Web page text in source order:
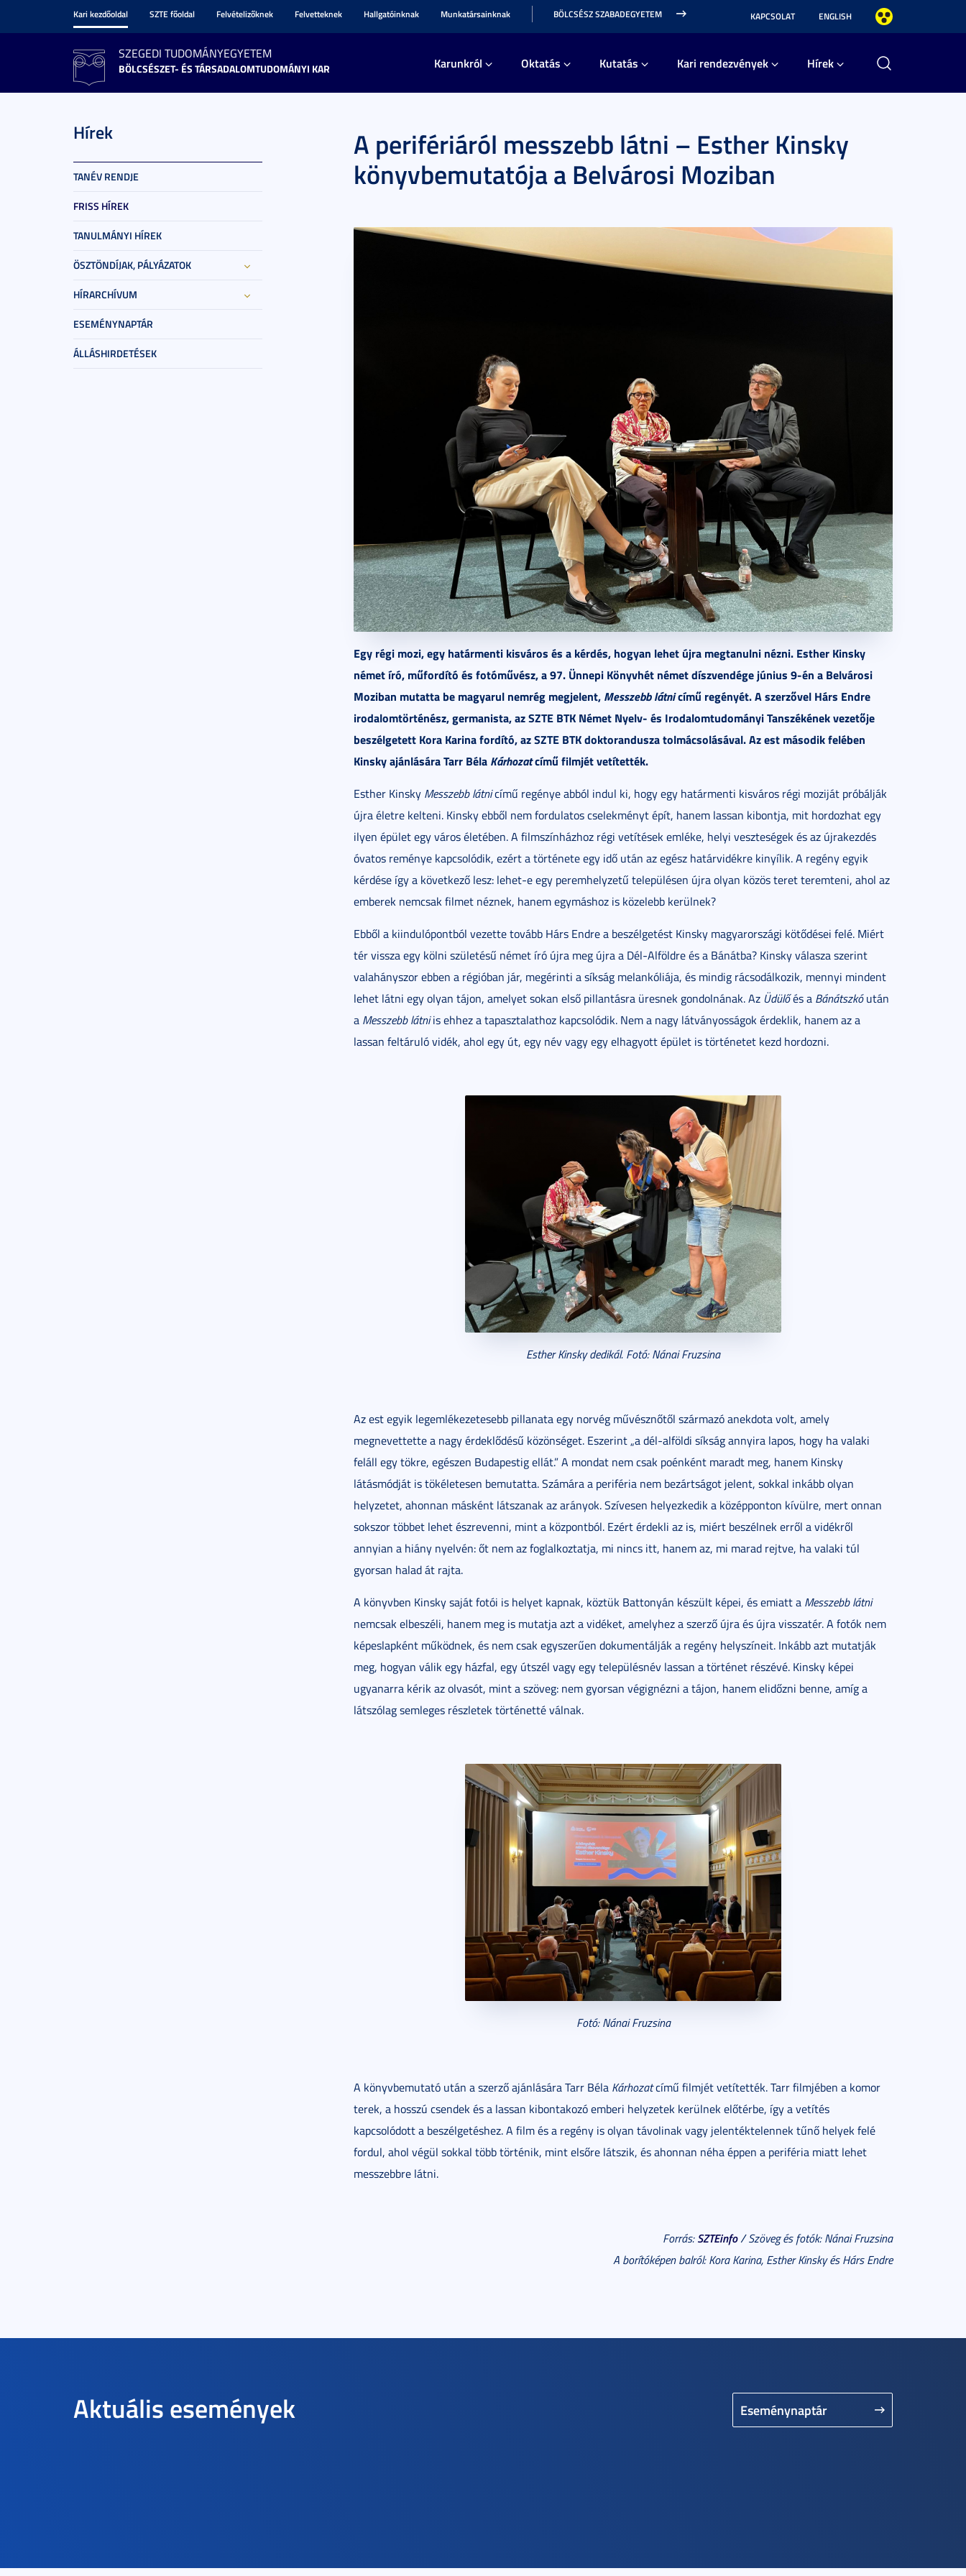
Kari kezdőoldal SZTE főoldal Felvételizőknek Felvetteknek Hallgatóinknak Munkatársainknak BÖLCSÉSZ SZABADEGYETEM KAPCSOLAT ENGLISH
SZEGEDI TUDOMÁNYEGYETEM
BÖLCSÉSZET- ÉS TÁRSADALOMTUDOMÁNYI KAR Karunkról Oktatás Kutatás Kari rendezvények Hírek
Hírek
TANÉV RENDJE
FRISS HÍREK
TANULMÁNYI HÍREK
ÖSZTÖNDÍJAK, PÁLYÁZATOK
HÍRARCHÍVUM
ESEMÉNYNAPTÁR
ÁLLÁSHIRDETÉSEK
A perifériáról messzebb látni – Esther Kinsky
könyvbemutatója a Belvárosi Moziban
Egy régi mozi, egy határmenti kisváros és a kérdés, hogyan lehet újra megtanulni nézni. Esther Kinsky
német író, műfordító és fotóművész, a 97. Ünnepi Könyvhét német díszvendége június 9-én a Belvárosi
Moziban mutatta be magyarul nemrég megjelent, Messzebb látnicímű regényét. A szerzővel Hárs Endre
irodalomtörténész, germanista, az SZTE BTK Német Nyelv- és Irodalomtudományi Tanszékének vezetője
beszélgetett Kora Karina fordító, az SZTE BTK doktorandusza tolmácsolásával. Az est második felében
Kinsky ajánlására Tarr Béla Kárhozatcímű filmjét vetítették.
Esther Kinsky Messzebb látnicímű regénye abból indul ki, hogy egy határmenti kisváros régi moziját próbálják
újra életre kelteni. Kinsky ebből nem fordulatos cselekményt épít, hanem lassan kibontja, mit hordozhat egy
ilyen épület egy város életében. A filmszínházhoz régi vetítések emléke, helyi veszteségek és az újrakezdés
óvatos reménye kapcsolódik, ezért a története egy idő után az egész határvidékre kinyílik. A regény egyik
kérdése így a következő lesz: lehet-e egy peremhelyzetű településen újra olyan közös teret teremteni, ahol az
emberek nemcsak filmet néznek, hanem egymáshoz is közelebb kerülnek?
Ebből a kiindulópontból vezette tovább Hárs Endre a beszélgetést Kinsky magyarországi kötődései felé. Miért
tér vissza egy kölni születésű német író újra meg újra a Dél-Alföldre és a Bánátba? Kinsky válasza szerint
valahányszor ebben a régióban jár, megérinti a síkság melankóliája, és mindig rácsodálkozik, mennyi mindent
lehet látni egy olyan tájon, amelyet sokan első pillantásra üresnek gondolnának. Az Üdülőés a Bánátszkóután
a Messzebb látniis ehhez a tapasztalathoz kapcsolódik. Nem a nagy látványosságok érdeklik, hanem az a
lassan feltáruló vidék, ahol egy út, egy név vagy egy elhagyott épület is történetet kezd hordozni.
Esther Kinsky dedikál. Fotó: Nánai Fruzsina
Az est egyik legemlékezetesebb pillanata egy norvég művésznőtől származó anekdota volt, amely
megnevettette a nagy érdeklődésű közönséget. Eszerint „a dél-alföldi síkság annyira lapos, hogy ha valaki
feláll egy tökre, egészen Budapestig ellát.” A mondat nem csak poénként maradt meg, hanem Kinsky
látásmódját is tökéletesen bemutatta. Számára a periféria nem bezártságot jelent, sokkal inkább olyan
helyzetet, ahonnan másként látszanak az arányok. Szívesen helyezkedik a középponton kívülre, mert onnan
sokszor többet lehet észrevenni, mint a központból. Ezért érdekli az is, miért beszélnek erről a vidékről
annyian a hiány nyelvén: őt nem az foglalkoztatja, mi nincs itt, hanem az, mi marad rejtve, ha valaki túl
gyorsan halad át rajta.
A könyvben Kinsky saját fotói is helyet kapnak, köztük Battonyán készült képei, és emiatt a Messzebb látni
nemcsak elbeszéli, hanem meg is mutatja azt a vidéket, amelyhez a szerző újra és újra visszatér. A fotók nem
képeslapként működnek, és nem csak egyszerűen dokumentálják a regény helyszíneit. Inkább azt mutatják
meg, hogyan válik egy házfal, egy útszél vagy egy településnév lassan a történet részévé. Kinsky képei
ugyanarra kérik az olvasót, mint a szöveg: nem gyorsan végignézni a tájon, hanem elidőzni benne, amíg a
látszólag semleges részletek történetté válnak.
Fotó: Nánai Fruzsina
A könyvbemutató után a szerző ajánlására Tarr Béla Kárhozatcímű filmjét vetítették. Tarr filmjében a komor
terek, a hosszú csendek és a lassan kibontakozó emberi helyzetek kerülnek előtérbe, így a vetítés
kapcsolódott a beszélgetéshez. A film és a regény is olyan távolinak vagy jelentéktelennek tűnő helyek felé
fordul, ahol végül sokkal több történik, mint elsőre látszik, és ahonnan néha éppen a periféria miatt lehet
messzebbre látni.
Forrás:SZTEinfo/ Szöveg és fotók: Nánai Fruzsina
A borítóképen balról: Kora Karina, Esther Kinsky és Hárs Endre
Aktuális események Eseménynaptár